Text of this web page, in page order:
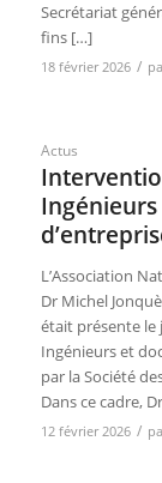
Secrétariat
fins […]
18 février 2026 /
Actus
L’Association
Dr Michel
était présente le
Ingénieurs et
par la Société
Dans ce cadre,
12 février 2026 /